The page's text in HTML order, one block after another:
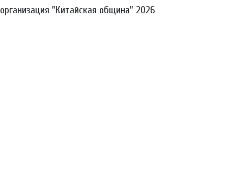
организация "Китайская община" 2026